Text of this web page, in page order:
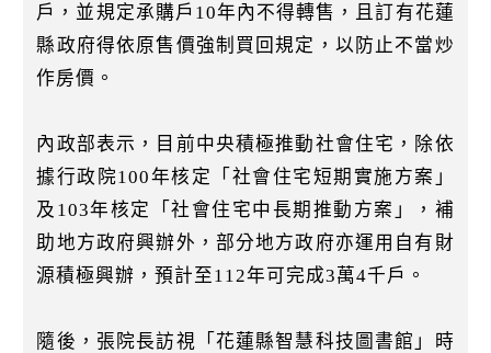
戶，並規定承購戶10年內不得轉售，且訂有花蓮
縣政府得依原售價強制買回規定，以防止不當炒
作房價。
內政部表示，目前中央積極推動社會住宅，除依
據行政院100年核定「社會住宅短期實施方案」
及103年核定「社會住宅中長期推動方案」，補
助地方政府興辦外，部分地方政府亦運用自有財
源積極興辦，預計至112年可完成3萬4千戶。
隨後，張院長訪視「花蓮縣智慧科技圖書館」時